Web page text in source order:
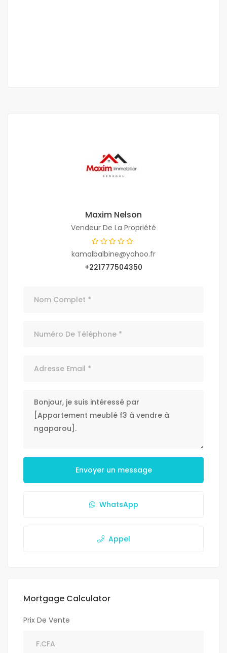
Maxim Nelson
Vendeur De La Propriété
kamalbalbine@yahoo.fr
+221777504350
Envoyer un message
WhatsApp
Appel
Mortgage Calculator
Prix De Vente